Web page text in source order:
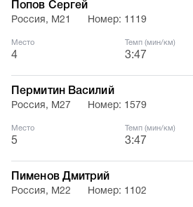
Попов Сергей
Россия, М21 Номер: 1119
Место
4
Темп (мин/км)
3:47
Пермитин Василий
Россия, М27 Номер: 1579
Место
5
Темп (мин/км)
3:47
Пименов Дмитрий
Россия, М22 Номер: 1102